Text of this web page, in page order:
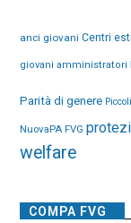
anci giovani Centri
giovani amministratori
Parità di genere
NuovaPA FVG
welfare
COMPA FVG